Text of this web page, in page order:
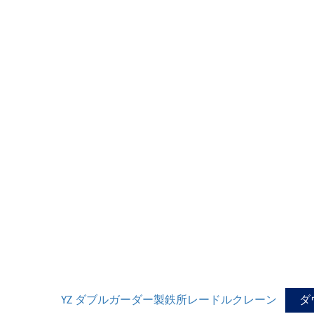
YZ ダブルガーダー製鉄所レードルクレーン